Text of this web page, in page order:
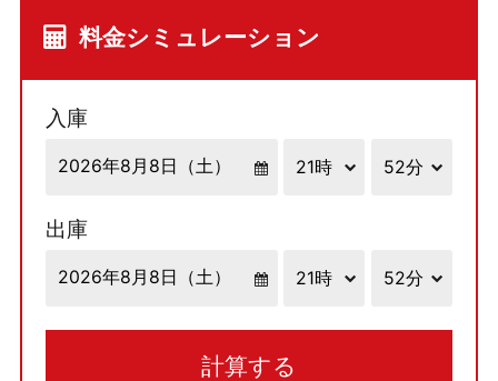
料金シミュレーション
入庫
出庫
計算する